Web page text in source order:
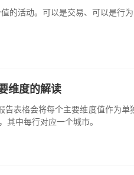
的活动。可以是交易、可以是行
维度的解读
表格会将每个主要维度值作为单
其中每行对应一个城市。